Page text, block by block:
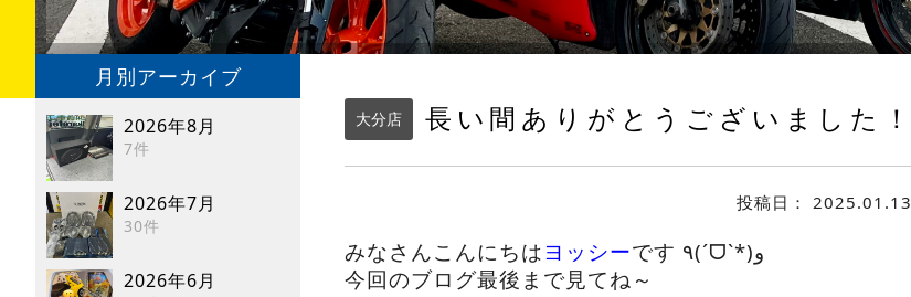
月別アーカイブ
2026年8月
7件
2026年7月
30件
2026年6月
大分店 長い間ありがとうございました！
投稿日： 2025.01.13
みなさんこんにちはヨッシー
です ٩(ˊᗜˋ*)و
今回のブログ最後まで見てね～